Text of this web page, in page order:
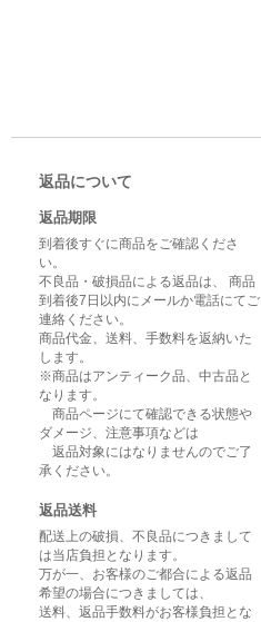
返品について
返品期限
到着後すぐに商品をご確認くださ
い。
不良品・破損品による返品は、 商品
到着後7日以内にメールか電話にてご
連絡ください。
商品代金、送料、手数料を返納いた
します。
※商品はアンティーク品、中古品と
なります。
商品ページにて確認できる状態や
ダメージ、注意事項などは
返品対象にはなりませんのでご了
承ください。
返品送料
配送上の破損、不良品につきまして
は当店負担となります。
万が一、お客様のご都合による返品
希望の場合につきましては、
送料、返品手数料がお客様負担とな